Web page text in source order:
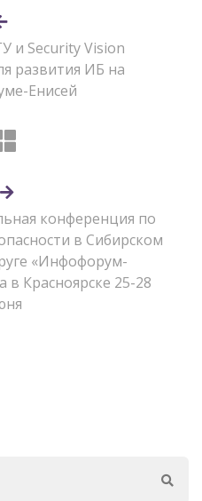
и Security Vision
развития ИБ на
Енисей
конференция по
в Сибирском
«Инфофорум-
в Красноярске 25-28